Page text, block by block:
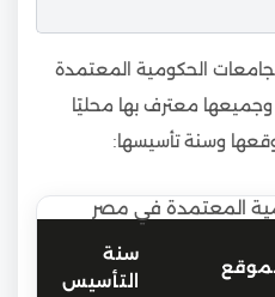
الحكومية المعتمدة
معترف بها محليًا
وسنة تأسيسها:
المعتمدة في مصر
الموقع
سنة
التأسيس